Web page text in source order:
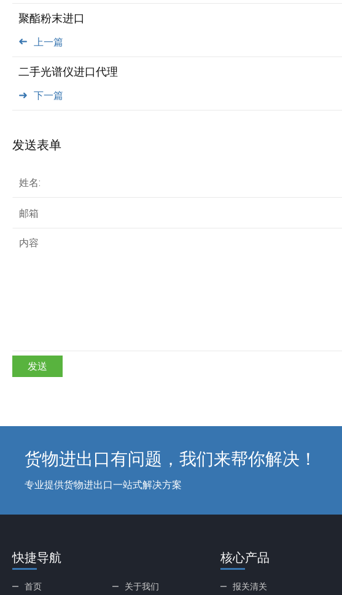
上一篇
聚酯粉末进口
下一篇
二手光谱仪进口代理
发送表单
发送
货物进出口有问题，我们来帮你解决！
专业提供货物进出口一站式解决方案
快捷导航
首页 关于我们
核心产品
报关清关